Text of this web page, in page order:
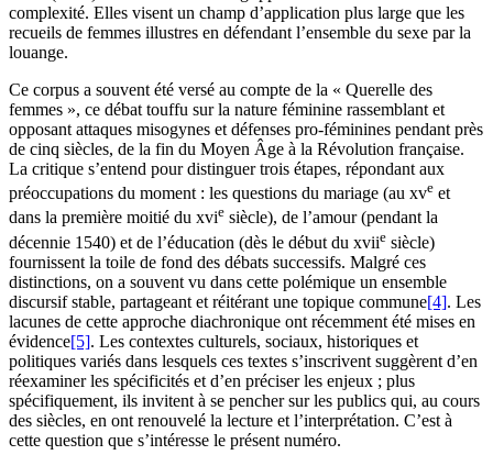
complexité. Elles visent un champ d’application plus large que les
recueils de femmes illustres en défendant l’ensemble du sexe par la
louange.
Ce corpus a souvent été versé au compte de la « Querelle des
femmes », ce débat touffu sur la nature féminine rassemblant et
opposant attaques misogynes et défenses pro-féminines pendant près
de cinq siècles, de la fin du Moyen Âge à la Révolution française.
La critique s’entend pour distinguer trois étapes, répondant aux
préoccupations du moment : les questions du mariage (au xve et
dans la première moitié du xvie siècle), de l’amour (pendant la
décennie 1540) et de l’éducation (dès le début du xviie siècle)
fournissent la toile de fond des débats successifs. Malgré ces
distinctions, on a souvent vu dans cette polémique un ensemble
discursif stable, partageant et réitérant une topique commune[4]. Les
lacunes de cette approche diachronique ont récemment été mises en
évidence[5]. Les contextes culturels, sociaux, historiques et
politiques variés dans lesquels ces textes s’inscrivent suggèrent d’en
réexaminer les spécificités et d’en préciser les enjeux ; plus
spécifiquement, ils invitent à se pencher sur les publics qui, au cours
des siècles, en ont renouvelé la lecture et l’interprétation. C’est à
cette question que s’intéresse le présent numéro.